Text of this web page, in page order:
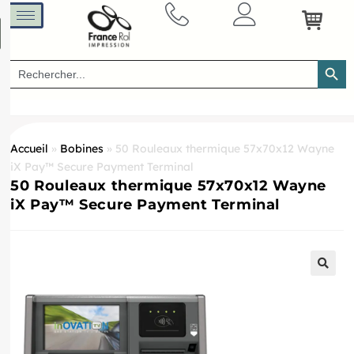
Search
for:
SEARCH
Accueil » Bobines » 50 Rouleaux thermique 57x70x12 Wayne
iX Pay™ Secure Payment Terminal
50 Rouleaux thermique 57x70x12 Wayne
iX Pay™ Secure Payment Terminal